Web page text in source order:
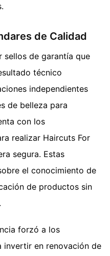
de Calidad
sellos de garantía que
técnico
independientes
de belleza para
con los
realizar Haircuts For
segura. Estas
el conocimiento de
de productos sin
forzó a los
invertir en renovación de